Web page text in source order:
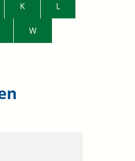
K L
W